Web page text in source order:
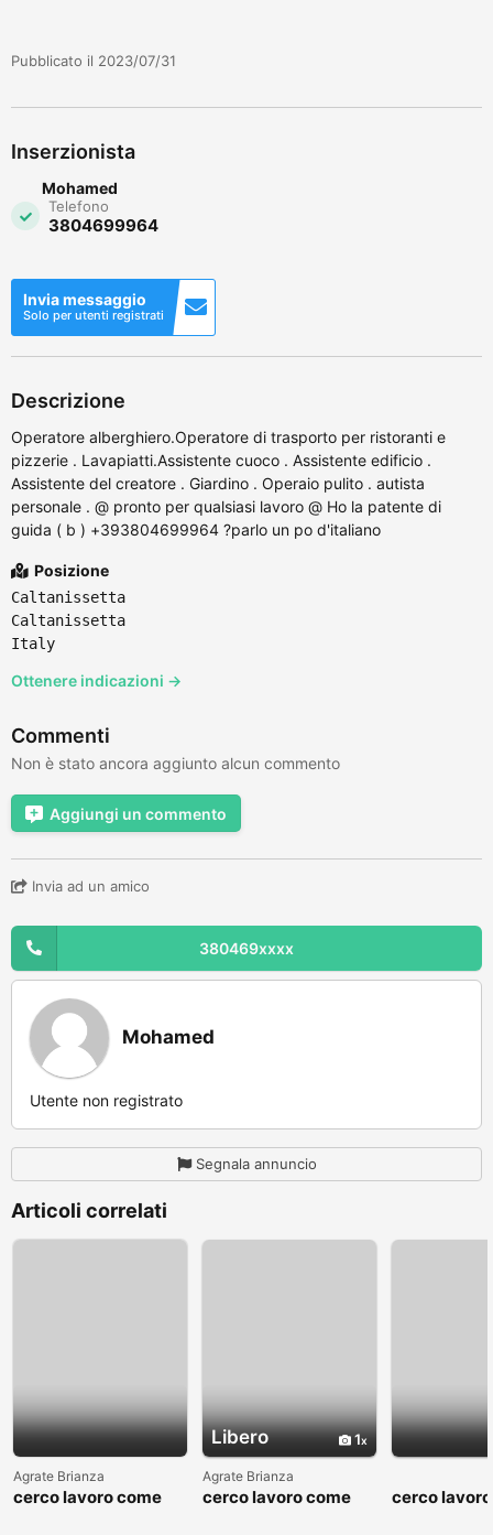
Pubblicato il 2023/07/31
Inserzionista
Mohamed
Telefono
3804699964
Invia messaggio
Solo per utenti registrati
Descrizione
Operatore alberghiero.Operatore di trasporto per ristoranti e
pizzerie . Lavapiatti.Assistente cuoco . Assistente edificio .
Assistente del creatore . Giardino . Operaio pulito . autista
personale . @ pronto per qualsiasi lavoro @ Ho la patente di
guida ( b ) +393804699964 ?parlo un po d'italiano
Posizione
Caltanissetta
Caltanissetta
Italy
Ottenere indicazioni →
Commenti
Non è stato ancora aggiunto alcun commento
Aggiungi un commento
Invia ad un amico
380469xxxx
Mohamed
Utente non registrato
Segnala annuncio
Articoli correlati
Agrate Brianza
cerco lavoro come
Libero 1
Agrate Brianza
cerco lavoro come
cerco